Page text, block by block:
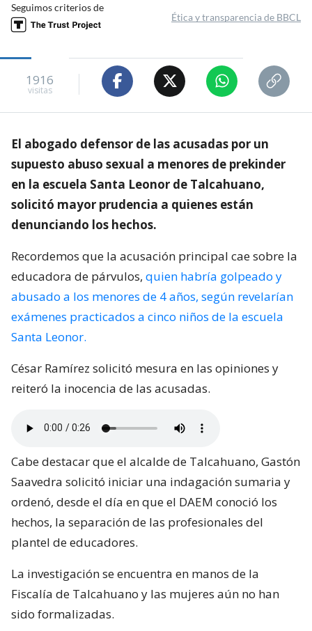
Seguimos criterios de
Ética y transparencia de BBCL
1916
visitas
El abogado defensor de las acusadas por un
supuesto abuso sexual a menores de prekinder
en la escuela Santa Leonor de Talcahuano,
solicitó mayor prudencia a quienes están
denunciando los hechos.
Recordemos que la acusación principal cae sobre la
educadora de párvulos, quien habría golpeado y
abusado a los menores de 4 años, según revelarían
exámenes practicados a cinco niños de la escuela
Santa Leonor.
César Ramírez solicitó mesura en las opiniones y
reiteró la inocencia de las acusadas.
Cabe destacar que el alcalde de Talcahuano, Gastón
Saavedra solicitó iniciar una indagación sumaria y
ordenó, desde el día en que el DAEM conoció los
hechos, la separación de las profesionales del
plantel de educadores.
La investigación se encuentra en manos de la
Fiscalía de Talcahuano y las mujeres aún no han
sido formalizadas.